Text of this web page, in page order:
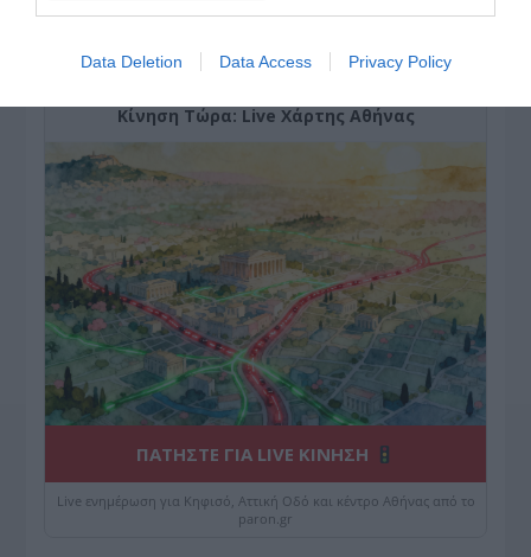
Data Deletion Data Access Privacy Policy
ΔΕΙΤΕ ΤΗΝ ΚΙΝΗΣΗ ΣΤΟΥΣ ΔΡΌΜΟΥΣ
Κίνηση Τώρα: Live Χάρτης Αθήνας
ΠΑΤΗΣΤΕ ΓΙΑ LIVE ΚΙΝΗΣΗ
Live ενημέρωση για Κηφισό, Αττική Οδό και κέντρο Αθήνας από το
paron.gr